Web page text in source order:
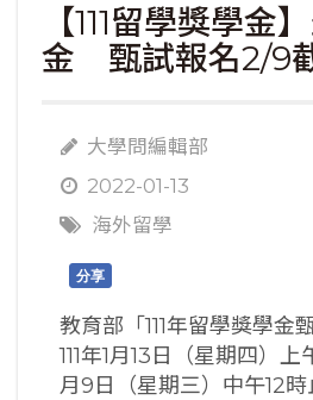
【111留學獎學金
金 甄試報名2/9
大學問編輯部
2022-01-13
海外留學
分享
教育部「111年留學獎學金
111年1月13日（星期四）
月9日（星期三）中午12